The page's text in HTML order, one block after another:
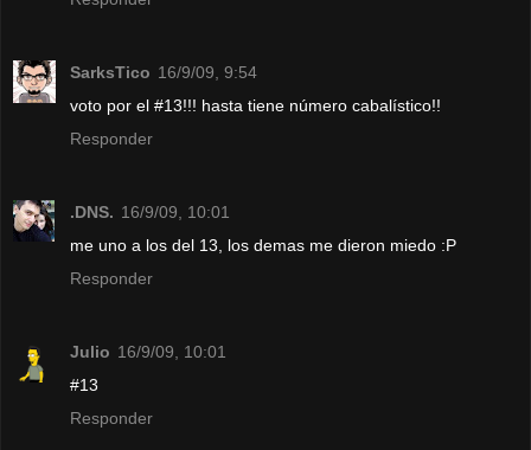
SarksTico 16/9/09, 9:54
voto por el #13!!! hasta tiene número cabalístico!!
Responder
.DNS. 16/9/09, 10:01
me uno a los del 13, los demas me dieron miedo :P
Responder
Julio 16/9/09, 10:01
#13
Responder